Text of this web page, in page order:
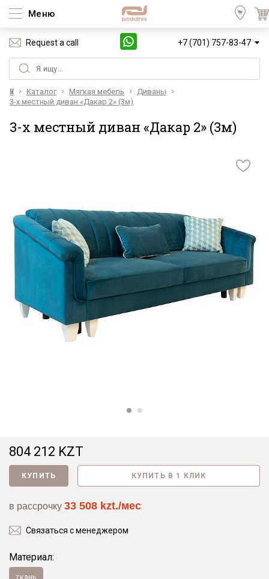
Меню
Request a call +7 (701) 757-83-47
Үй Каталог Мягкая мебель
Диваны
3-х местный диван «Дакар 2» (3м)
3-х местный диван «Дакар 2» (3м)
804 212 KZT
КУПИТЬ КУПИТЬ В 1 КЛИК
в рассрочку 33 508 kzt./мес
Связаться с менеджером
Материал:
ткань